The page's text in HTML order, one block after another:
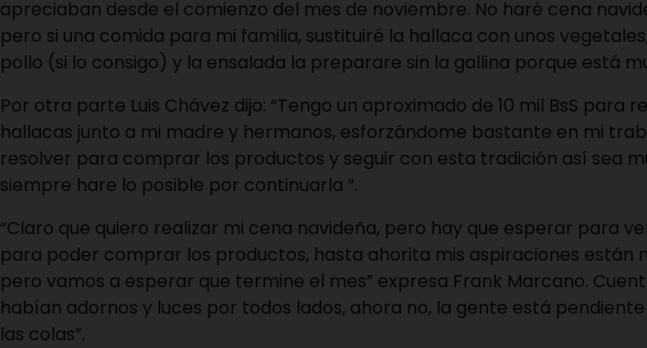
apreciaban desde el comienzo del mes de noviembre. No haré cena
pero si una comida para mi familia, sustituiré la hallaca con unos
pollo (si lo consigo) y la ensalada la preparare sin la gallina porque está
Por otra parte Luis Chávez dijo: “Tengo un aproximado de 10 mil BsS para
hallacas junto a mi madre y hermanos, esforzándome bastante en mi
resolver para comprar los productos y seguir con esta tradición así sea
siempre hare lo posible por continuarla “.
“Claro que quiero realizar mi cena navideña, pero hay que esperar para
para poder comprar los productos, hasta ahorita mis aspiraciones están
pero vamos a esperar que termine el mes” expresa Frank Marcano.
habían adornos y luces por todos lados, ahora no, la gente está
las colas”.